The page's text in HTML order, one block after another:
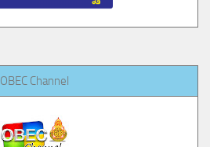
OBEC Channel